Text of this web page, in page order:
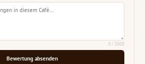
0/ 2000
Bewertung absenden